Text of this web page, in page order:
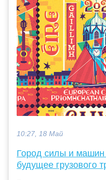
10:27, 18 Май
Город силы и
будущее грузового